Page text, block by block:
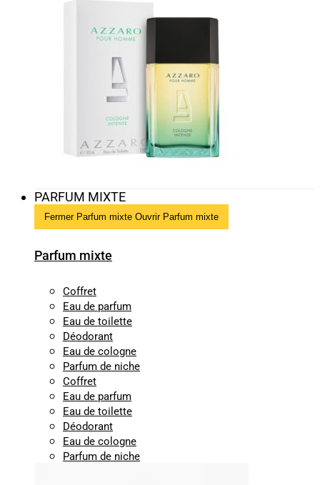
PARFUM MIXTE
Fermer Parfum mixte Ouvrir Parfum mixte
Parfum mixte
Coffret
Eau de parfum
Eau de toilette
Déodorant
Eau de cologne
Parfum de niche
Coffret
Eau de parfum
Eau de toilette
Déodorant
Eau de cologne
Parfum de niche